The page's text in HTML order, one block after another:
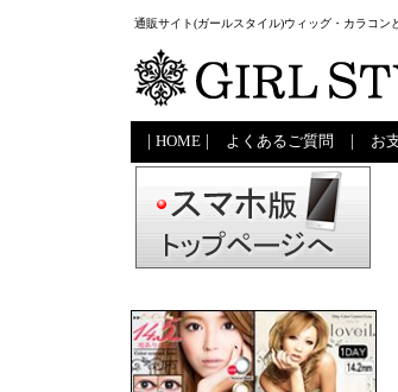
通販サイト(ガールスタイル)ウィッグ・カラコ
HOME よくあるご質問 お